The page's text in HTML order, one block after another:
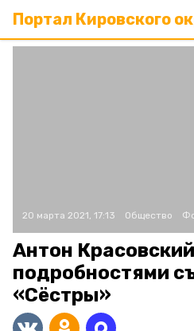
Портал Кировского
20 марта 2021, 17:13 Общество
Антон
подробностями
«Сёстры»